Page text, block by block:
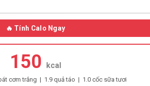
🔥 Tính Calo Ngay
150 kcal
cơm trắng | 1.9 quả táo | 1.0 cốc sữa tươi